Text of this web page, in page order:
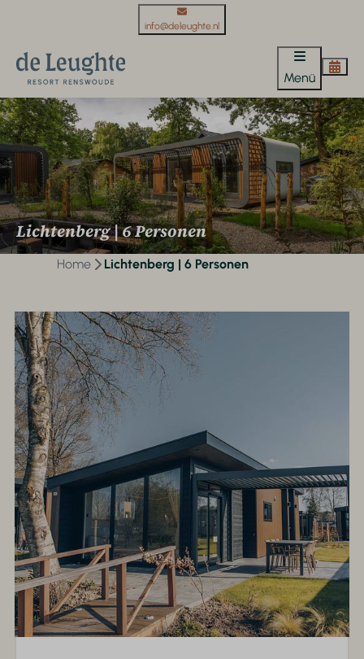
info@deleughte.nl
Menü
Lichtenberg | 6 Personen
Home Lichtenberg | 6 Personen